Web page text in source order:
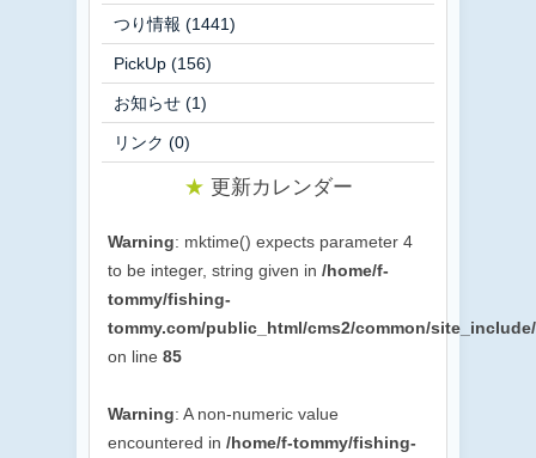
つり情報 (1441)
PickUp (156)
お知らせ (1)
リンク (0)
★ 更新カレンダー
Warning: mktime() expects parameter 4
to be integer, string given in /home/f-
tommy/fishing-
tommy.com/public_html/cms2/common/
on line 85
Warning: A non-numeric value
encountered in /home/f-tommy/fishing-